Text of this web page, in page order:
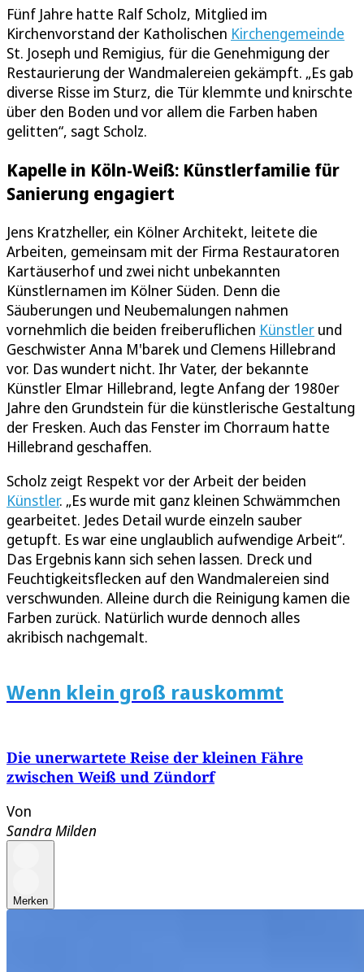
Fünf Jahre hatte Ralf Scholz, Mitglied im
Kirchenvorstand der Katholischen Kirchengemeinde
St. Joseph und Remigius, für die Genehmigung der
Restaurierung der Wandmalereien gekämpft. „Es gab
diverse Risse im Sturz, die Tür klemmte und knirschte
über den Boden und vor allem die Farben haben
gelitten“, sagt Scholz.
Kapelle in Köln-Weiß: Künstlerfamilie für
Sanierung engagiert
Jens Kratzheller, ein Kölner Architekt, leitete die
Arbeiten, gemeinsam mit der Firma Restauratoren
Kartäuserhof und zwei nicht unbekannten
Künstlernamen im Kölner Süden. Denn die
Säuberungen und Neubemalungen nahmen
vornehmlich die beiden freiberuflichen Künstler und
Geschwister Anna M'barek und Clemens Hillebrand
vor. Das wundert nicht. Ihr Vater, der bekannte
Künstler Elmar Hillebrand, legte Anfang der 1980er
Jahre den Grundstein für die künstlerische Gestaltung
der Fresken. Auch das Fenster im Chorraum hatte
Hillebrand geschaffen.
Scholz zeigt Respekt vor der Arbeit der beiden
Künstler. „Es wurde mit ganz kleinen Schwämmchen
gearbeitet. Jedes Detail wurde einzeln sauber
getupft. Es war eine unglaublich aufwendige Arbeit“.
Das Ergebnis kann sich sehen lassen. Dreck und
Feuchtigkeitsflecken auf den Wandmalereien sind
verschwunden. Alleine durch die Reinigung kamen die
Farben zurück. Natürlich wurde dennoch alles
akribisch nachgemalt.
Wenn klein groß rauskommt
Die unerwartete Reise der kleinen Fähre
zwischen Weiß und Zündorf
Von
Sandra Milden
Merken